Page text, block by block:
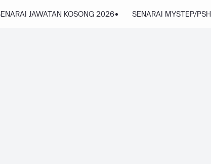
JAWATAN KOSONG 2026 SENARAI MYSTEP/PSH